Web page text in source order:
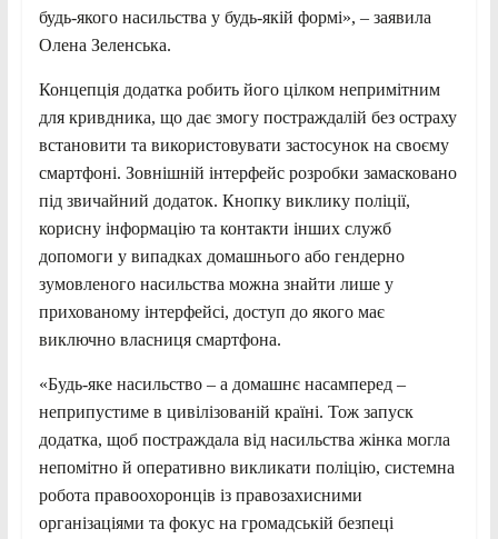
будь-якого насильства у будь-якій формі», – заявила
Олена Зеленська.
Концепція додатка робить його цілком непримітним
для кривдника, що дає змогу постраждалій без остраху
встановити та використовувати застосунок на своєму
смартфоні. Зовнішній інтерфейс розробки замасковано
під звичайний додаток. Кнопку виклику поліції,
корисну інформацію та контакти інших служб
допомоги у випадках домашнього або гендерно
зумовленого насильства можна знайти лише у
прихованому інтерфейсі, доступ до якого має
виключно власниця смартфона.
«Будь-яке насильство – а домашнє насамперед –
неприпустиме в цивілізованій країні. Тож запуск
додатка, щоб постраждала від насильства жінка могла
непомітно й оперативно викликати поліцію, системна
робота правоохоронців із правозахисними
організаціями та фокус на громадській безпеці